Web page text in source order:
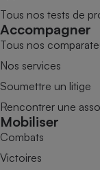
Tous nos tests de
Accompagner
Tous nos
Nos services
Soumettre un litige
Rencontrer une
Mobiliser
Combats
Victoires